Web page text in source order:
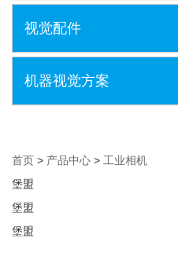
视觉配件
机器视觉方案
首页 > 产品中心 > 工业相机
堡盟
堡盟
堡盟